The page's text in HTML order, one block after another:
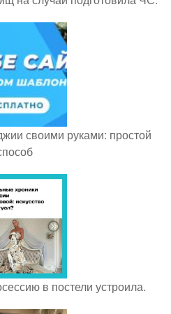
своими руками: простой
в постели устроила.